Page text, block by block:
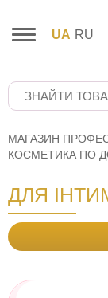
UA RU
МАГАЗИН
КОСМЕТИКА ПО
ДЛЯ